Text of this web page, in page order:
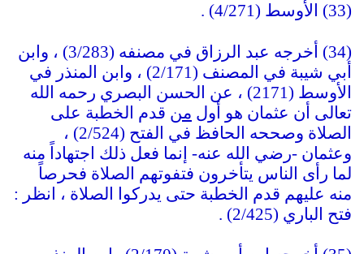
(33) الأوسط (4/271) .
(34) أخرجه عبد الرزاق في مصنفه (3/283) ، وابن
أبي شيبة في المصنف (2/171) ، وابن المنذر في
الأوسط (2171) ، عن الحسن البصري رحمه الله
تعالى أن عثمان هو أول من قدم الخطبة على
الصلاة وصححه الحافظ في الفتح (2/524) ،
وعثمان -رضي الله عنه- إنما فعل ذلك اجتهاداً منه
لما رأى الناس يتأخرون فتفوتهم الصلاة فحرصاً
منه عليهم قدم الخطبة حتى يدركوا الصلاة ، انظر :
فتح الباري (2/425) .